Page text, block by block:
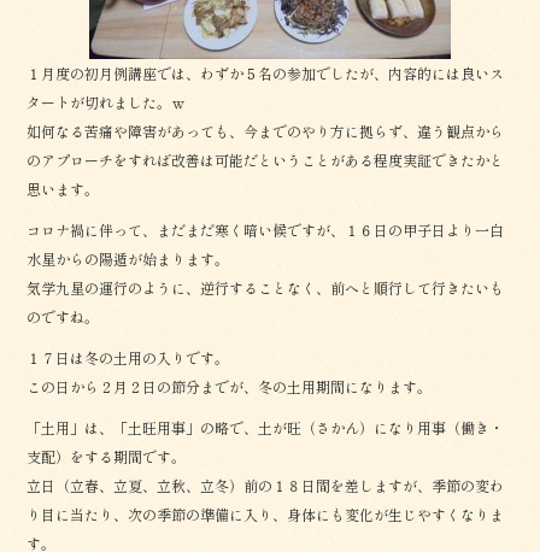
１月度の初月例講座では、わずか５名の参加でしたが、内容的には良いス
タートが切れました。ｗ
如何なる苦痛や障害があっても、今までのやり方に拠らず、違う観点から
のアプローチをすれば改善は可能だということがある程度実証できたかと
思います。
コロナ禍に伴って、まだまだ寒く暗い候ですが、１６日の甲子日より一白
水星からの陽遁が始まります。
気学九星の運行のように、逆行することなく、前へと順行して行きたいも
のですね。
１７日は冬の土用の入りです。
この日から２月２日の節分までが、冬の土用期間になります。
「土用」は、「土旺用事」の略で、土が旺（さかん）になり用事（働き・
支配）をする期間です。
立日（立春、立夏、立秋、立冬）前の１８日間を差しますが、季節の変わ
り目に当たり、次の季節の準備に入り、身体にも変化が生じやすくなりま
す。